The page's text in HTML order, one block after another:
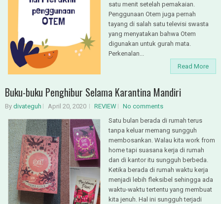
satu menit setelah pemakaian.
Penggunaan Otem juga pernah
tayang di salah satu televisi swasta
yang menyatakan bahwa Otem
digunakan untuk gurah mata.
Perkenalan...
Read More
Buku-buku Penghibur Selama Karantina Mandiri
By divateguh April 20, 2020 REVIEW
No comments
Satu bulan berada di rumah terus
tanpa keluar memang sungguh
membosankan. Walau kita work from
home tapi suasana kerja di rumah
dan di kantor itu sungguh berbeda.
Ketika berada di rumah waktu kerja
menjadi lebih fleksibel sehingga ada
waktu-waktu tertentu yang membuat
kita jenuh. Hal ini sungguh terjadi